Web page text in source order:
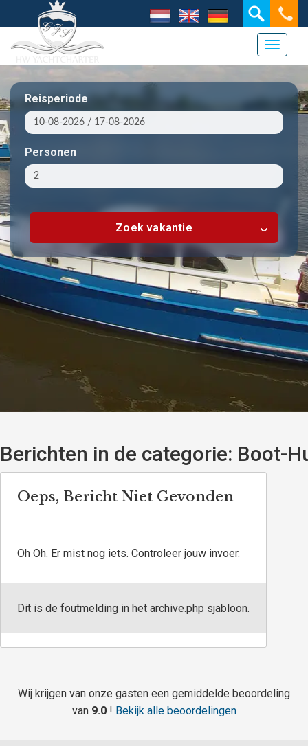
Reisperiode
Personen
Zoek vakantie
Toggle
Berichten in de categorie: Boot-
Oeps, Bericht Niet Gevonden
Oh Oh. Er mist nog iets. Controleer jouw invoer.
Dit is de foutmelding in het archive.php sjabloon.
Wij krijgen van onze gasten een gemiddelde beoordeling
van 9.0 ! Bekijk alle beoordelingen